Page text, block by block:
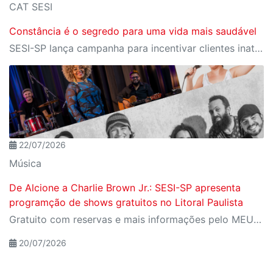
CAT SESI
Constância é o segredo para uma vida mais saudável
SESI-SP lança campanha para incentivar clientes inativos a retomarem a prática de atividades físicas, esporte e lazer com benefícios exclusivos
22/07/2026
Música
De Alcione a Charlie Brown Jr.: SESI-SP apresenta
programção de shows gratuitos no Litoral Paulista
Gratuito com reservas e mais informações pelo MEU SESI
20/07/2026